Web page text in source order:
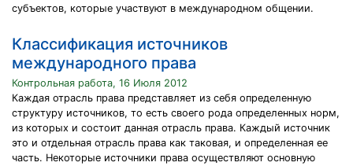
субъектов, которые участвуют в международном общении.
Классификация источников
международного права
Контрольная работа, 16 Июля 2012
Каждая отрасль права представляет из себя определенную
структуру источников, то есть своего рода определенных норм,
из которых и состоит данная отрасль права. Каждый источник
это и отдельная отрасль права как таковая, и определенная ее
часть. Некоторые источники права осуществляют основную